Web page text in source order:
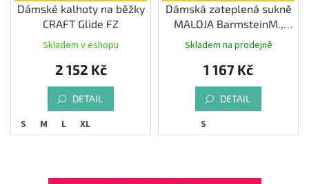
Dámské kalhoty na běžky
CRAFT Glide FZ
Skladem v eshopu
2 152 Kč
DETAIL
S M L XL
Dámská zateplená sukně
MALOJA BarmsteinM.,
Skladem na prodejně
1 167 Kč
DETAIL
S